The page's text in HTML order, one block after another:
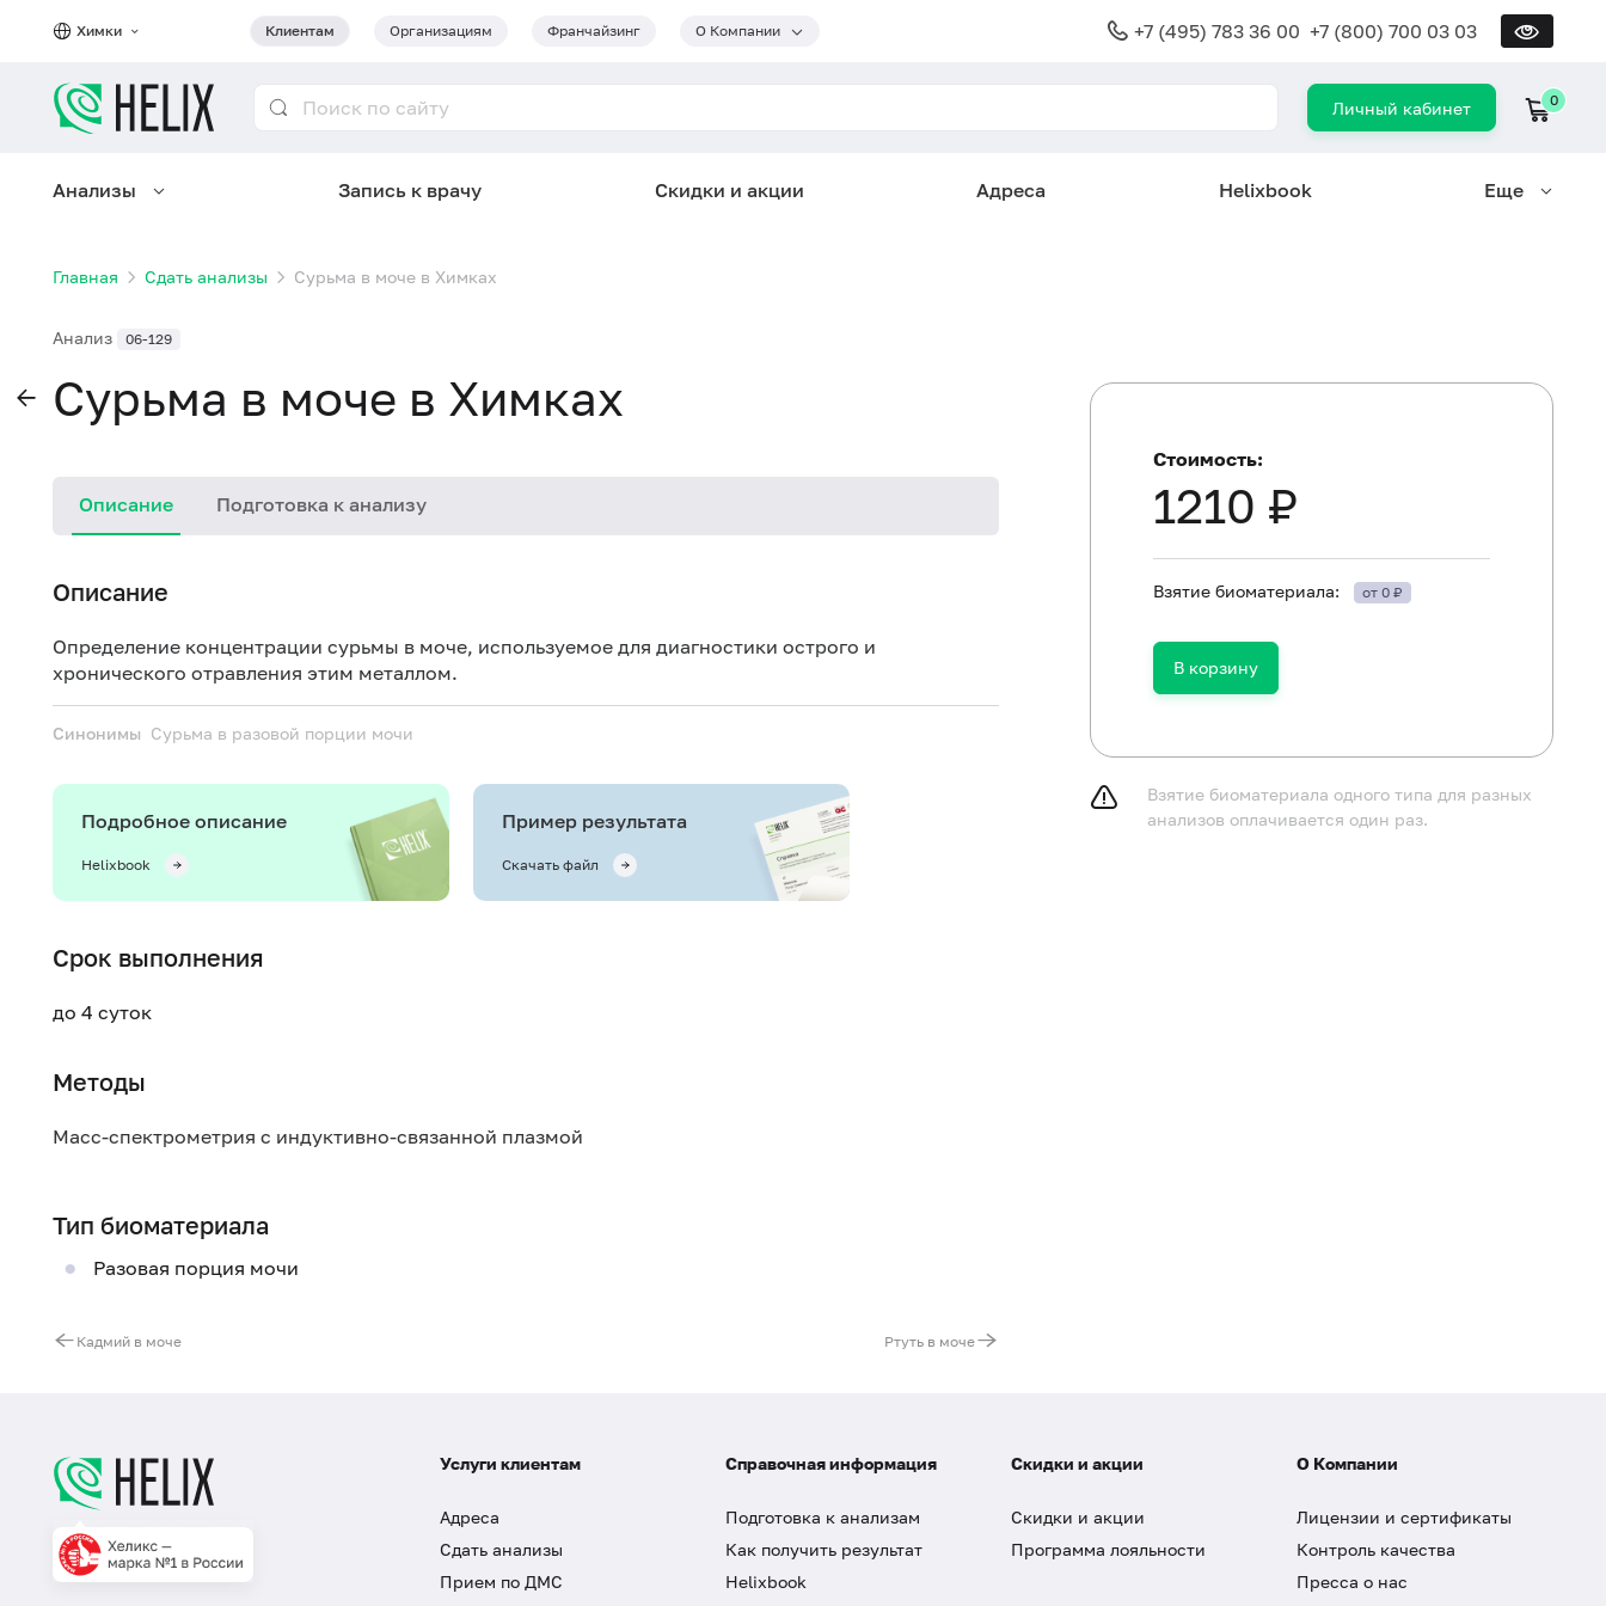
Химки Клиентам Организациям Франчайзинг О Компании +7 (495) 783 36 00 +7 (800) 700 03 03
Личный кабинет 0
Анализы Запись к врачу Скидки и акции Адреса Helixbook Еще
Главная Сдать анализы Сурьма в моче в Химках
Анализ 06-129
Сурьма в моче в Химках
Описание Подготовка к анализу
Описание
Определение концентрации сурьмы в моче, используемое для диагностики острого и
хронического отравления этим металлом.
Синонимы Сурьма в разовой порции мочи
Подробное описание
Helixbook
Пример результата
Скачать файл
Срок выполнения
до 4 суток
Методы
Масс-спектрометрия с индуктивно-связанной плазмой
Тип биоматериала
Разовая порция мочи
Кадмий в моче Ртуть в моче
Исключить из рациона алкоголь в течение 24 часов до
Исключить (по согласованию с врачом) прием
Стоимость:
1210 ₽
Взятие биоматериала: от 0 ₽
В корзину
Взятие биоматериала одного типа для разных
анализов оплачивается один раз.
Услуги клиентам
Адреса
Сдать анализы
Прием по ДМС
Справочная информация
Подготовка к анализам
Как получить результат
Helixbook
Скидки и акции
Скидки и акции
Программа лояльности
О Компании
Лицензии и сертификаты
Контроль качества
Пресса о нас